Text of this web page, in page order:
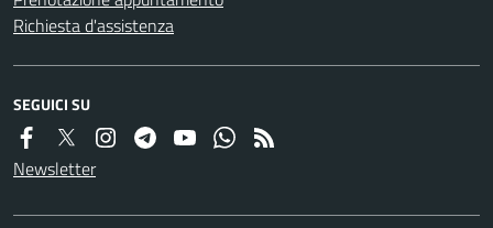
Richiesta d'assistenza
SEGUICI SU
Newsletter